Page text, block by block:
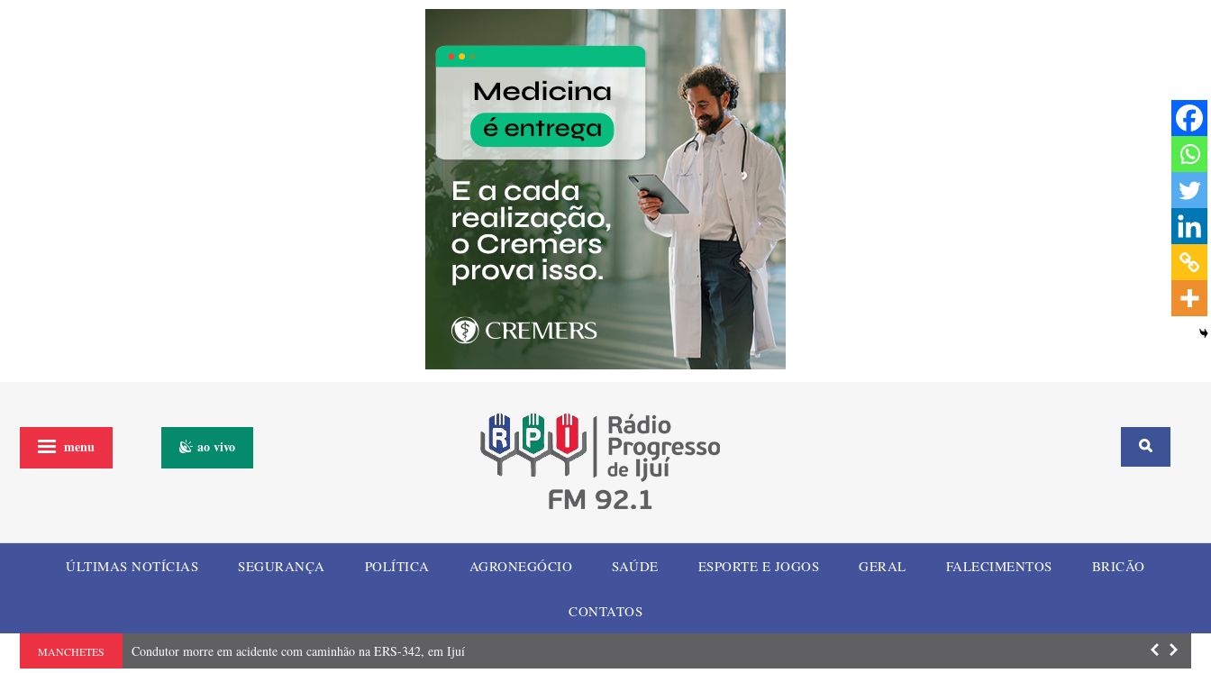
menu ao vivo
ÚLTIMAS NOTÍCIAS SEGURANÇA POLÍTICA AGRONEGÓCIO SAÚDE ESPORTE E JOGOS GERAL FALECIMENTOS BRICÃO
CONTATOS
MANCHETES Condutor morre em acidente com caminhão na ERS-342, em Ijuí Temporal das